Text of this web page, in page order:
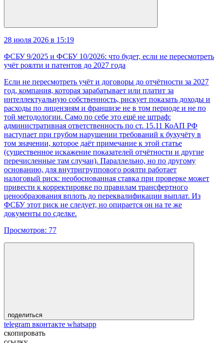
28 июля 2026 в 15:19
ФСБУ 9/2025 и ФСБУ 10/2026: что будет, если не пересмотреть
учёт роялти и патентов до 2027 года
Если не пересмотреть учёт и договоры до отчётности за 2027
год, компания, которая зарабатывает или платит за
интеллектуальную собственность, рискует показать доходы и
расходы по лицензиям и франшизе не в том периоде и не по
той методологии. Само по себе это ещё не штраф:
административная ответственность по ст. 15.11 КоАП РФ
наступает при грубом нарушении требований к бухучёту в
том значении, которое даёт примечание к этой статье
(существенное искажение показателей отчётности и другие
перечисленные там случаи). Параллельно, но по другому
основанию, для внутригруппового роялти работает
налоговый риск: необоснованная ставка при проверке может
привести к корректировке по правилам трансфертного
ценообразования вплоть до переквалификации выплат. Из
ФСБУ этот риск не следует, но опирается он на те же
документы по сделке.
Просмотров: 77
поделиться
telegram вконтакте whatsapp
скопировать